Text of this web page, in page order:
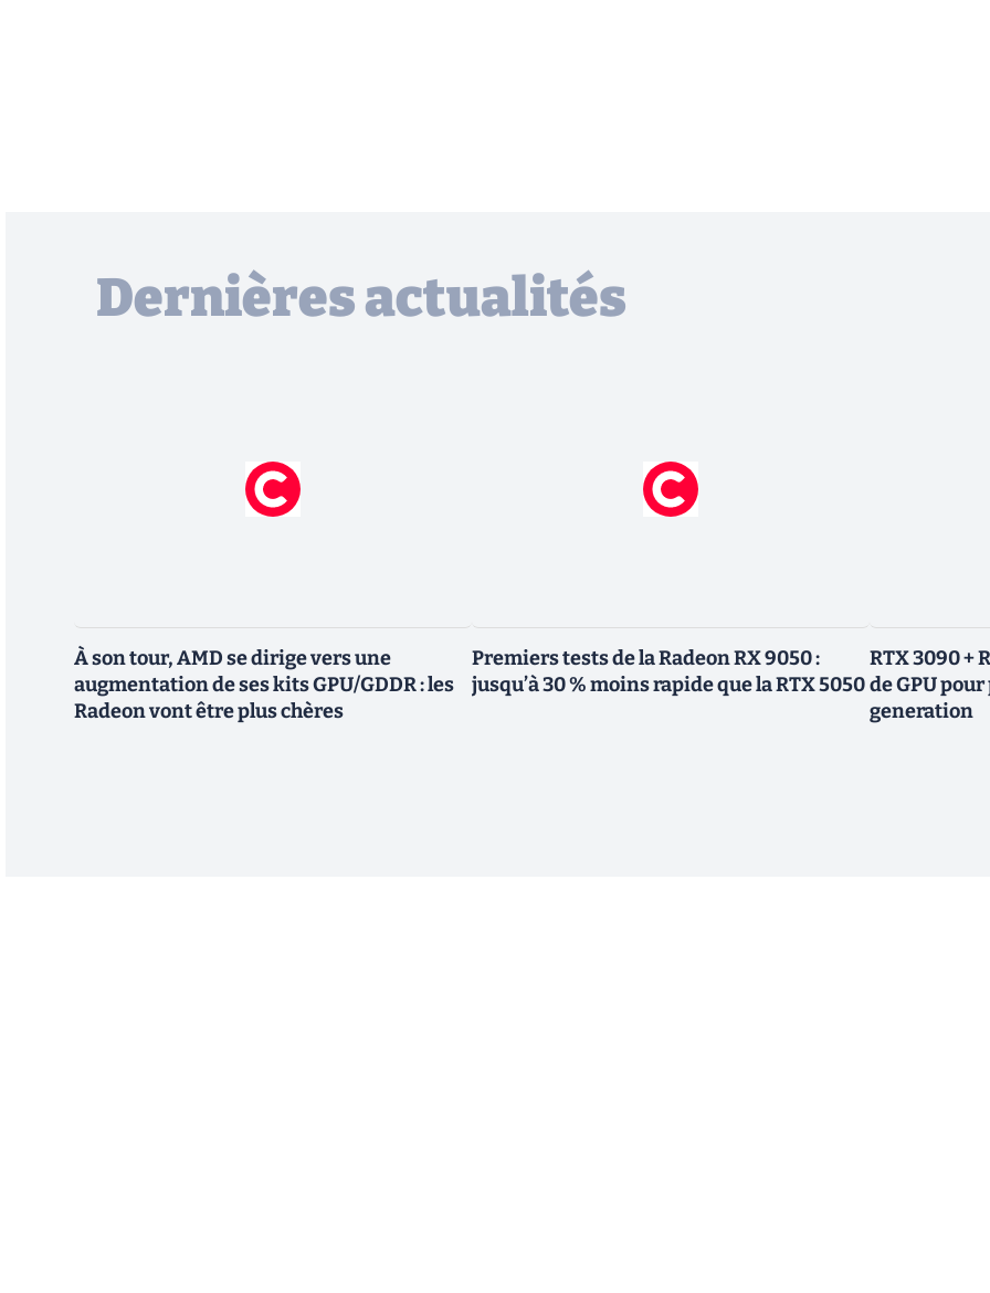
Dernières actualités
À son tour, AMD se dirige vers une
augmentation de ses kits GPU/GDDR : les
Radeon vont être plus chères
Premiers tests de la Radeon RX 9050 :
jusqu’à 30 % moins rapide que la RTX 5050
RTX 3090 +
de GPU
generation